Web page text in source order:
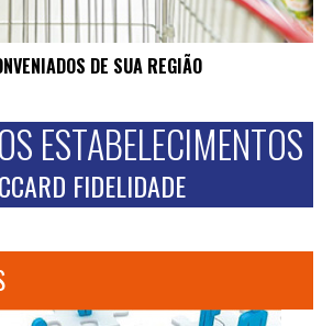
DE SUA REGIÃO
ESTABELECIMENTOS
FIDELIDADE